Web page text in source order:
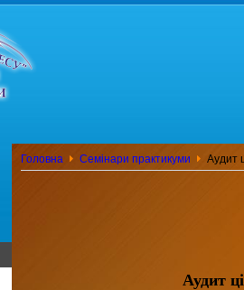
Головна Семінари практикуми Аудит
Аудит